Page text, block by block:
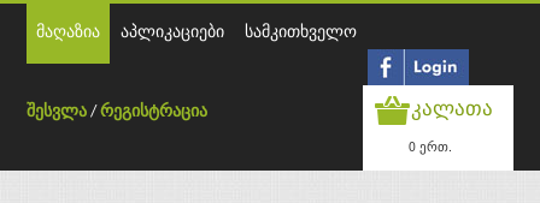
მაღაზია აპლიკაციები სამკითხველო
შესვლა /რეგისტრაცია კალათა
0 ერთ.